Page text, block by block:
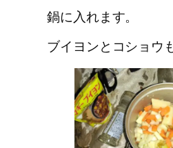
鍋に入れます。
ブイヨンとコショウ